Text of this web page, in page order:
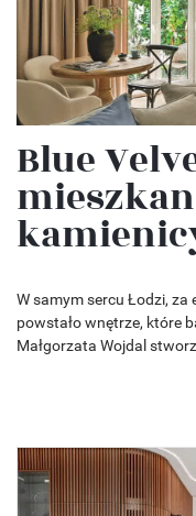
Blue
W samym sercu Łodzi, za
powstało wnętrze, które
Małgorzata Wojdal